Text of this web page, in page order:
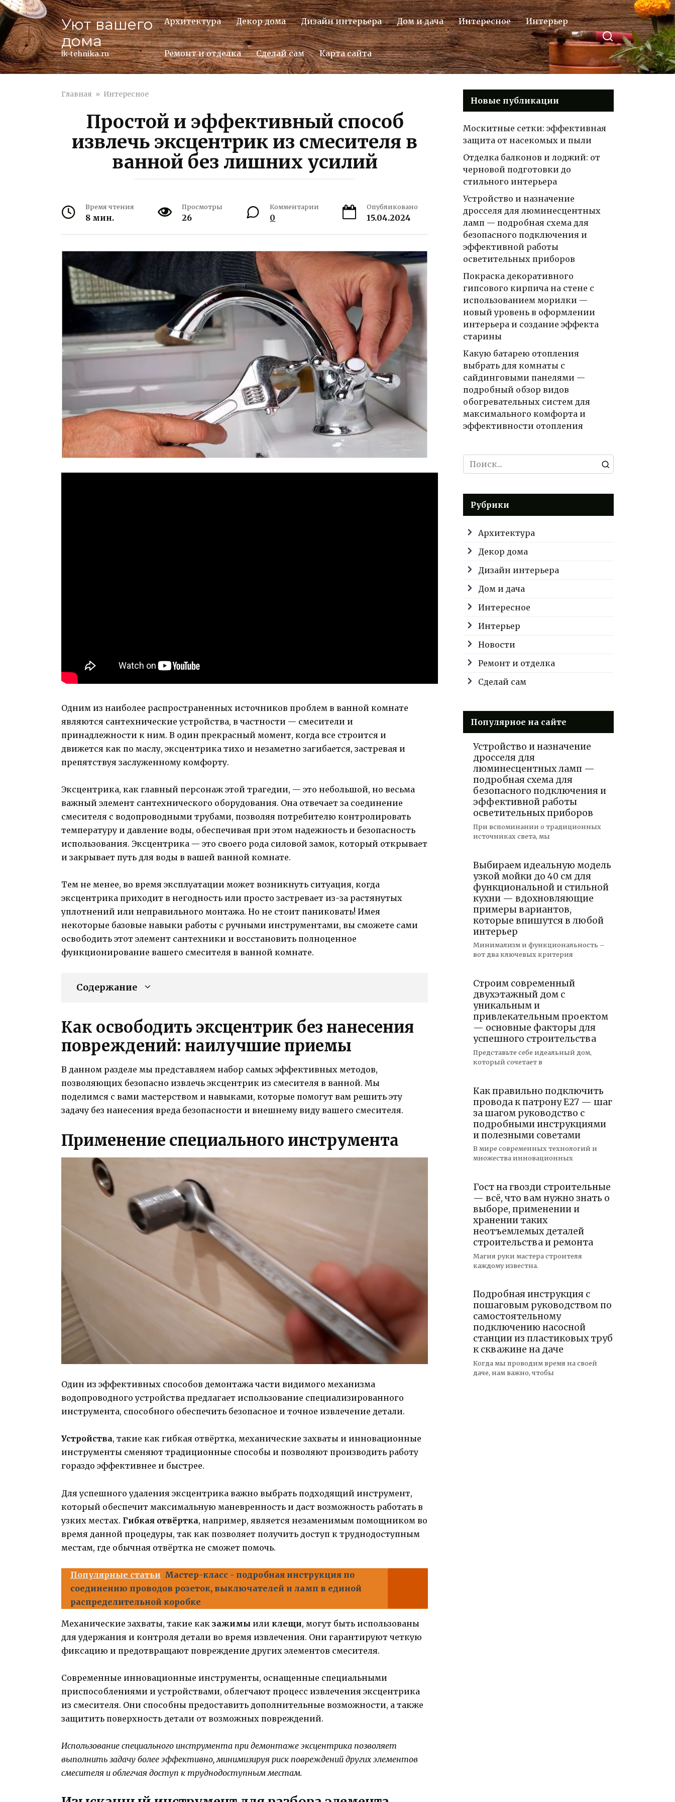
Перейти
к
контенту
Уют вашего
дома
lk-tehnika.ru
Архитектура Декор дома Дизайн интерьера Дом и дача Интересное Интерьер
Ремонт и отделка Сделай сам Карта сайта
Главная » Интересное
Простой и эффективный способ
извлечь эксцентрик из смесителя в
ванной без лишних усилий
Время чтения
8 мин.
Просмотры
26
Комментарии
0
Опубликовано
15.04.2024
Одним из наиболее распространенных источников проблем в ванной комнате
являются сантехнические устройства, в частности — смесители и
принадлежности к ним. В один прекрасный момент, когда все строится и
движется как по маслу, эксцентрика тихо и незаметно загибается, застревая и
препятствуя заслуженному комфорту.
Эксцентрика, как главный персонаж этой трагедии, — это небольшой, но весьма
важный элемент сантехнического оборудования. Она отвечает за соединение
смесителя с водопроводными трубами, позволяя потребителю контролировать
температуру и давление воды, обеспечивая при этом надежность и безопасность
использования. Эксцентрика — это своего рода силовой замок, который открывает
и закрывает путь для воды в вашей ванной комнате.
Тем не менее, во время эксплуатации может возникнуть ситуация, когда
эксцентрика приходит в негодность или просто застревает из-за растянутых
уплотнений или неправильного монтажа. Но не стоит паниковать! Имея
некоторые базовые навыки работы с ручными инструментами, вы сможете сами
освободить этот элемент сантехники и восстановить полноценное
функционирование вашего смесителя в ванной комнате.
Содержание
Как освободить эксцентрик без нанесения
повреждений: наилучшие приемы
В данном разделе мы представляем набор самых эффективных методов,
позволяющих безопасно извлечь эксцентрик из смесителя в ванной. Мы
поделимся с вами мастерством и навыками, которые помогут вам решить эту
задачу без нанесения вреда безопасности и внешнему виду вашего смесителя.
Применение специального инструмента
Один из эффективных способов демонтажа части видимого механизма
водопроводного устройства предлагает использование специализированного
инструмента, способного обеспечить безопасное и точное извлечение детали.
Устройства, такие как гибкая отвёртка, механические захваты и инновационные
инструменты сменяют традиционные способы и позволяют производить работу
гораздо эффективнее и быстрее.
Для успешного удаления эксцентрика важно выбрать подходящий инструмент,
который обеспечит максимальную маневренность и даст возможность работать в
узких местах. Гибкая отвёртка, например, является незаменимым помощником во
время данной процедуры, так как позволяет получить доступ к труднодоступным
местам, где обычная отвёртка не сможет помочь.
Популярные статьи Мастер-класс - подробная инструкция по
соединению проводов розеток, выключателей и ламп в единой
распределительной коробке
Механические захваты, такие как зажимы или клещи, могут быть использованы
для удержания и контроля детали во время извлечения. Они гарантируют четкую
фиксацию и предотвращают повреждение других элементов смесителя.
Современные инновационные инструменты, оснащенные специальными
приспособлениями и устройствами, облегчают процесс извлечения эксцентрика
из смесителя. Они способны предоставить дополнительные возможности, а также
защитить поверхность детали от возможных повреждений.
Использование специального инструмента при демонтаже эксцентрика позволяет
выполнить задачу более эффективно, минимизируя риск повреждений других элементов
смесителя и облегчая доступ к труднодоступным местам.
Новые публикации
Москитные сетки: эффективная
защита от насекомых и пыли
Отделка балконов и лоджий: от
черновой подготовки до
стильного интерьера
Устройство и назначение
дросселя для люминесцентных
ламп — подробная схема для
безопасного подключения и
эффективной работы
осветительных приборов
Покраска декоративного
гипсового кирпича на стене с
использованием морилки —
новый уровень в оформлении
интерьера и создание эффекта
старины
Какую батарею отопления
выбрать для комнаты с
сайдинговыми панелями —
подробный обзор видов
обогревательных систем для
максимального комфорта и
эффективности отопления
Search
for:
Рубрики
Архитектура
Декор дома
Дизайн интерьера
Дом и дача
Интересное
Интерьер
Новости
Ремонт и отделка
Сделай сам
Популярное на сайте
Устройство и назначение
дросселя для
люминесцентных ламп —
подробная схема для
безопасного подключения и
эффективной работы
осветительных приборов
При вспоминании о традиционных
источниках света, мы
Выбираем идеальную модель
узкой мойки до 40 см для
функциональной и стильной
кухни — вдохновляющие
примеры вариантов,
которые впишутся в любой
интерьер
Минимализм и функциональность –
вот два ключевых критерия
Строим современный
двухэтажный дом с
уникальным и
привлекательным проектом
— основные факторы для
успешного строительства
Представьте себе идеальный дом,
который сочетает в
Как правильно подключить
провода к патрону Е27 — шаг
за шагом руководство с
подробными инструкциями
и полезными советами
В мире современных технологий и
множества инновационных
Гост на гвозди строительные
— всё, что вам нужно знать о
выборе, применении и
хранении таких
неотъемлемых деталей
строительства и ремонта
Магия руки мастера строителя
каждому известна.
Подробная инструкция с
пошаговым руководством по
самостоятельному
подключению насосной
станции из пластиковых труб
к скважине на даче
Когда мы проводим время на своей
даче, нам важно, чтобы